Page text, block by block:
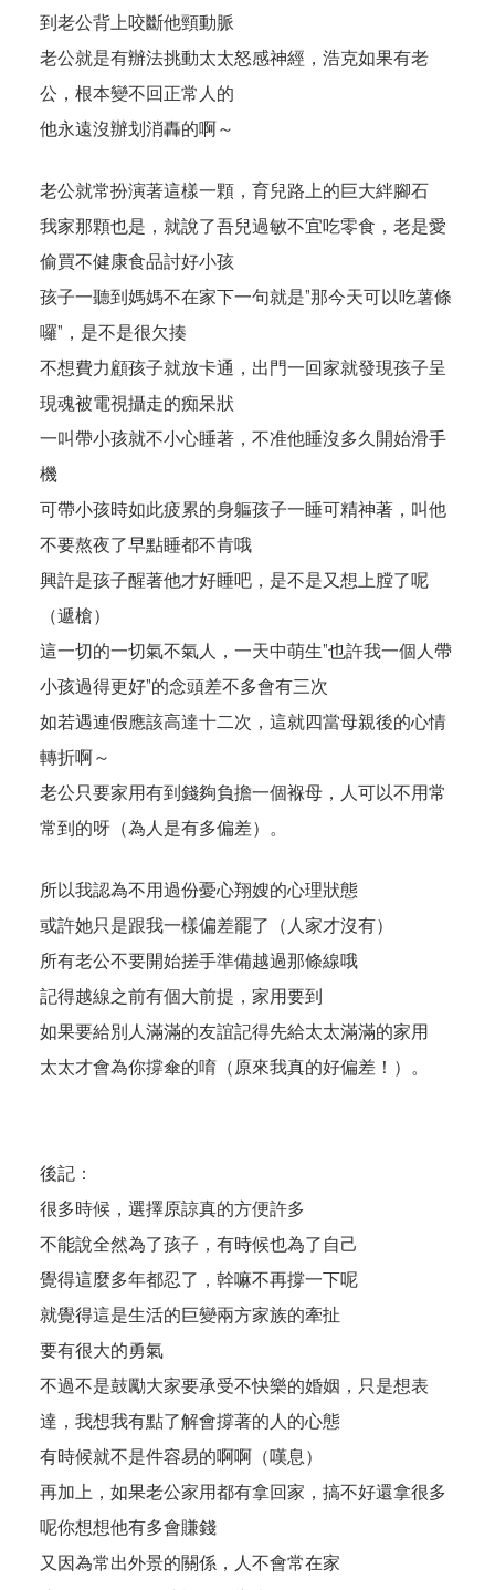
到老公背上咬斷他頸動脈
老公就是有辦法挑動太太怒感神經，浩克如果有老
公，根本變不回正常人的
他永遠沒辦划消轟的啊～
老公就常扮演著這樣一顆，育兒路上的巨大絆腳石
我家那顆也是，就說了吾兒過敏不宜吃零食，老是愛
偷買不健康食品討好小孩
孩子一聽到媽媽不在家下一句就是”那今天可以吃薯條
囉”，是不是很欠揍
不想費力顧孩子就放卡通，出門一回家就發現孩子呈
現魂被電視攝走的痴呆狀
一叫帶小孩就不小心睡著，不准他睡沒多久開始滑手
機
可帶小孩時如此疲累的身軀孩子一睡可精神著，叫他
不要熬夜了早點睡都不肯哦
興許是孩子醒著他才好睡吧，是不是又想上膛了呢
（遞槍）
這一切的一切氣不氣人，一天中萌生”也許我一個人帶
小孩過得更好”的念頭差不多會有三次
如若遇連假應該高達十二次，這就四當母親後的心情
轉折啊～
老公只要家用有到錢夠負擔一個褓母，人可以不用常
常到的呀（為人是有多偏差）。
所以我認為不用過份憂心翔嫂的心理狀態
或許她只是跟我一樣偏差罷了（人家才沒有）
所有老公不要開始搓手準備越過那條線哦
記得越線之前有個大前提，家用要到
如果要給別人滿滿的友誼記得先給太太滿滿的家用
太太才會為你撐傘的唷（原來我真的好偏差！）。
後記：
很多時候，選擇原諒真的方便許多
不能說全然為了孩子，有時候也為了自己
覺得這麼多年都忍了，幹嘛不再撐一下呢
就覺得這是生活的巨變兩方家族的牽扯
要有很大的勇氣
不過不是鼓勵大家要承受不快樂的婚姻，只是想表
達，我想我有點了解會撐著的人的心態
有時候就不是件容易的啊啊（嘆息）
再加上，如果老公家用都有拿回家，搞不好還拿很多
呢你想想他有多會賺錢
又因為常出外景的關係，人不會常在家